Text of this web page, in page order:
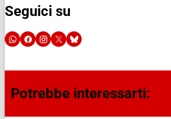
Seguici su
Potrebbe interessarti: